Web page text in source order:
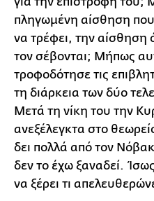
πληγωμένη αίσθηση που
να τρέφει, την αίσθηση
τον σέβονται; Μήπως
τροφοδότησε τις
τη διάρκεια των δύο
Μετά τη νίκη του την
ανεξέλεγκτα στο
δει πολλά από τον
δεν το έχω ξαναδεί.
να ξέρει τι